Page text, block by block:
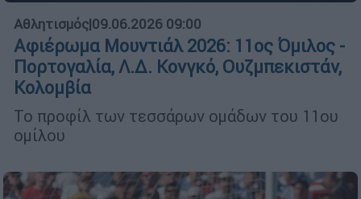
Αθλητισμός|09.06.2026 09:00
Αφιέρωμα Μουντιάλ 2026: 11ος Όμιλος -
Πορτογαλία, Λ.Δ. Κονγκό, Ουζμπεκιστάν,
Κολομβία
Το προφίλ των τεσσάρων ομάδων του 11ου
ομίλου